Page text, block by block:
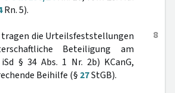
Rn. 5).
8
tragen die Urteilsfeststellungen
Beteiligung am
§ 34 Abs. 1 Nr. 2b) KCanG,
Beihilfe (§ 27StGB).